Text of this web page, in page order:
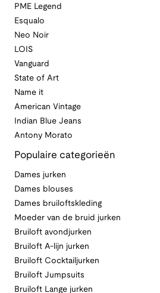
PME Legend
Esqualo
Neo Noir
LOIS
Vanguard
State of Art
Name it
American Vintage
Indian Blue Jeans
Antony Morato
Populaire categorieën
Dames jurken
Dames blouses
Dames bruiloftskleding
Moeder van de bruid jurken
Bruiloft avondjurken
Bruiloft A-lijn jurken
Bruiloft Cocktailjurken
Bruiloft Jumpsuits
Bruiloft Lange jurken